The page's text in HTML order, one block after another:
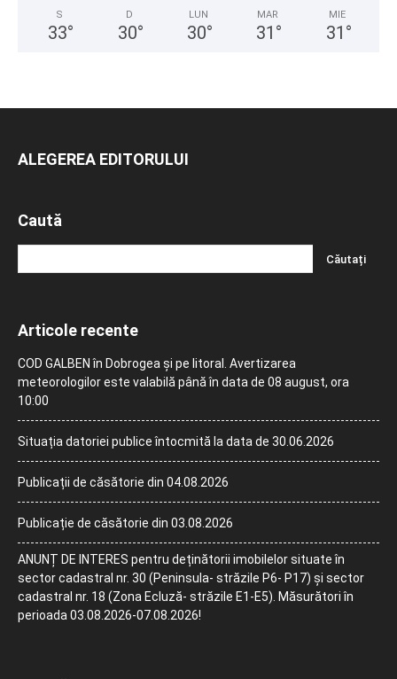
S
33°
D
30°
LUN
30°
MAR
31 °
MIE
31 °
ALEGEREA EDITORULUI
Caută
Articole recente
COD GALBEN în Dobrogea și pe litoral. Avertizarea
meteorologilor este valabilă până în data de 08 august, ora
10:00
Situația datoriei publice întocmită la data de 30.06.2026
Publicații de căsătorie din 04.08.2026
Publicație de căsătorie din 03.08.2026
ANUNȚ DE INTERES pentru deținătorii imobilelor situate în
sector cadastral nr. 30 (Peninsula- străzile P6- P17) și sector
cadastral nr. 18 (Zona Ecluză- străzile E1-E5). Măsurători în
perioada 03.08.2026-07.08.2026!